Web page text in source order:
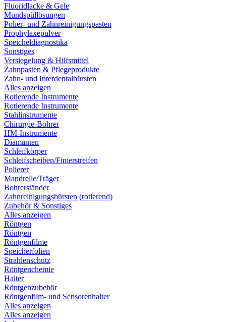
Fluoridlacke & Gele
Mundspüllösungen
Polier- und Zahnreinigungspasten
Prophylaxepulver
Speicheldiagnostika
Sonstiges
Versiegelung & Hilfsmittel
Zahnpasten & Pflegeprodukte
Zahn- und Interdentalbürsten
Alles anzeigen
Rotierende Instrumente
Rotierende Instrumente
Stahlinstrumente
Chirurgie-Bohrer
HM-Instrumente
Diamanten
Schleifkörper
Schleifscheiben/Finierstreifen
Polierer
Mandrelle/Träger
Bohrerständer
Zahnreinigungsbürsten (rotierend)
Zubehör & Sonstiges
Alles anzeigen
Röntgen
Röntgen
Röntgenfilme
Speicherfolien
Strahlenschutz
Röntgenchemie
Halter
Röntgenzubehör
Röntgenfilm- und Sensorenhalter
Alles anzeigen
Alles anzeigen